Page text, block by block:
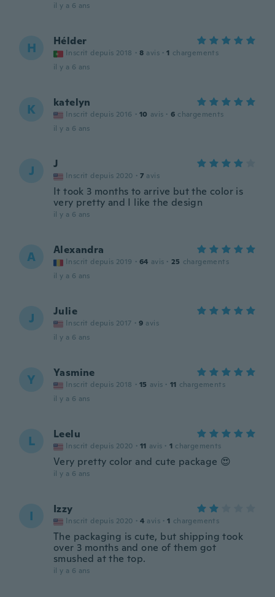
il y a 6 ans
H Hélder
Inscrit depuis 2018 · 8 avis · 1 chargements
il y a 6 ans
K katelyn
Inscrit depuis 2016 · 10 avis · 6 chargements
il y a 6 ans
J J
Inscrit depuis 2020 · 7 avis
It took 3 months to arrive but the color is
very pretty and I like the design
il y a 6 ans
A Alexandra
Inscrit depuis 2019 · 64 avis · 25 chargements
il y a 6 ans
J Julie
Inscrit depuis 2017 · 9 avis
il y a 6 ans
Y Yasmine
Inscrit depuis 2018 · 15 avis · 11 chargements
il y a 6 ans
L Leelu
Inscrit depuis 2020 · 11 avis · 1 chargements
Very pretty color and cute package 😍
il y a 6 ans
I Izzy
Inscrit depuis 2020 · 4 avis · 1 chargements
The packaging is cute, but shipping took
over 3 months and one of them got
smushed at the top.
il y a 6 ans